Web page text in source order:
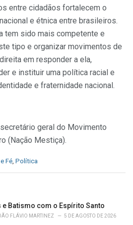
entre cidadãos fortalecem o
e étnica entre brasileiros.
tem sido mais competente e
tipo e organizar movimentos de
em responder a ela,
e instituir uma política racial e
e fraternidade nacional.
geral do Movimento
(Nação Mestiça).
Fé Política
e Batismo com o Espírito Santo
FLÁVIO MARTINEZ 5 DE AGOSTO DE 2026